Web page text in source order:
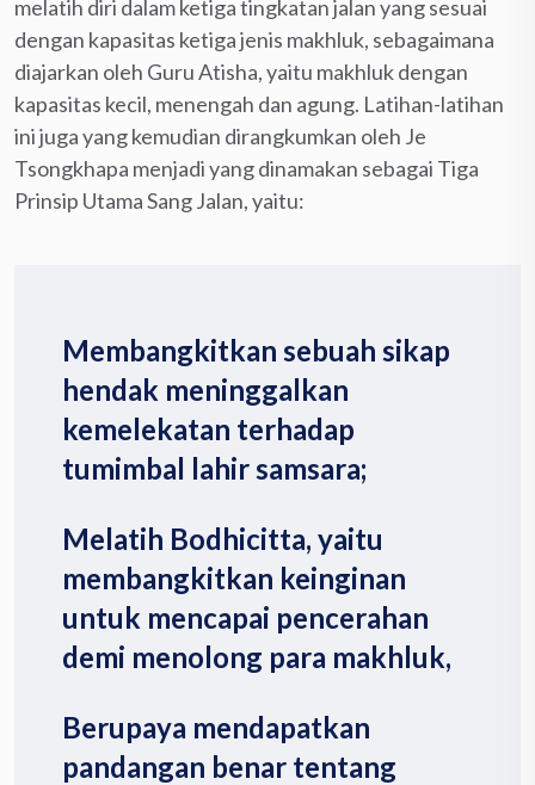
melatih diri dalam ketiga tingkatan jalan yang sesuai
dengan kapasitas ketiga jenis makhluk, sebagaimana
diajarkan oleh Guru Atisha, yaitu makhluk dengan
kapasitas kecil, menengah dan agung. Latihan-latihan
ini juga yang kemudian dirangkumkan oleh Je
Tsongkhapa menjadi yang dinamakan sebagai Tiga
Prinsip Utama Sang Jalan, yaitu:
Membangkitkan sebuah sikap
hendak meninggalkan
kemelekatan terhadap
tumimbal lahir samsara;
Melatih Bodhicitta, yaitu
membangkitkan keinginan
untuk mencapai pencerahan
demi menolong para makhluk,
Berupaya mendapatkan
pandangan benar tentang